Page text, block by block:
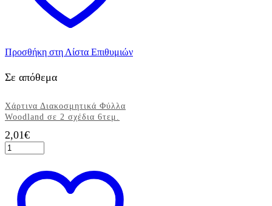
μπορούν
σελίδα
του
προϊόντος
Προσθήκη στη Λίστα Επιθυμιών
Σε απόθεμα
Χάρτινα Διακοσμητικά Φύλλα
Woodland σε 2 σχέδια 6τεμ.
2,01€
Χάρτινα
Διακοσμητικά
Woodland